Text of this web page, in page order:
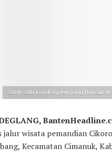
Salah satu kondisi jalan yang hancur
jalur wisata pemandian
Kecamatan Cimanuk,